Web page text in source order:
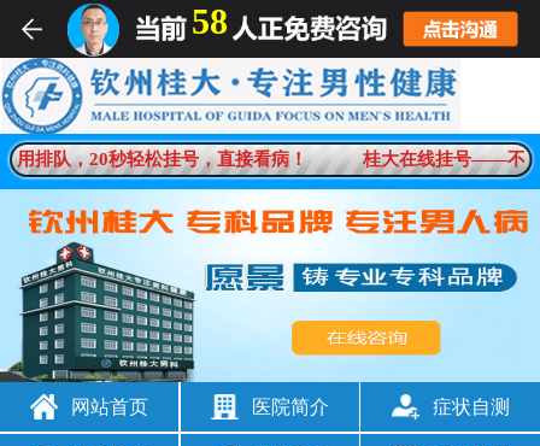
排队，20秒轻松挂号，直接看病！ 桂大在线挂号——不用
网站首页 医院简介 症状自测
58